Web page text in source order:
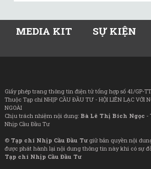
MEDIA KIT SỰ KIỆN
Giấy phép trang thông tin điện tử tổng hợp số 41/GP-
Thuộc Tạp chí NHỊP CẦU ĐẦU TƯ - HỘI LIÊN LẠC VỚI
NGOÀI
Chịu trách nhiệm nội dung: Bà Lê Thị Bích Ngọc -
Nhịp Cầu Đầu Tư
© Tạp chí Nhịp Cầu Đầu Tưgiữ bản quyền nội
được phát hành lại nội dung thông tin này khi có sự
Tạp chí Nhịp Cầu Đầu Tư